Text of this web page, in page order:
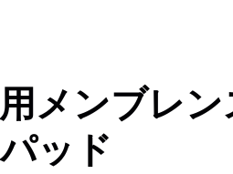
メンブレ
ッド